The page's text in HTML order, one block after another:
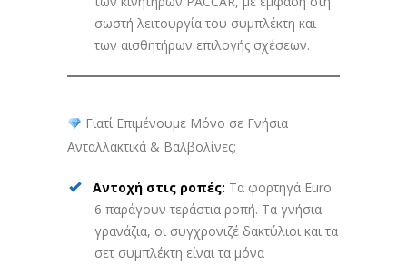
σωστή λειτουργία του συμπλέκτη και
των αισθητήρων επιλογής σχέσεων.
Γιατί Επιμένουμε Μόνο σε Γνήσια
Ανταλλακτικά & Βαλβολίνες;
Αντοχή στις ροπές: Τα φορτηγά Euro
6 παράγουν τεράστια ροπή. Τα γνήσια
γρανάζια, οι συγχρονιζέ δακτύλιοι και τα
σετ συμπλέκτη είναι τα μόνα